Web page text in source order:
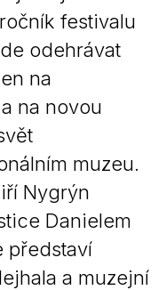
festivalu
odehrávat
na
na novou
muzeu.
Nygrýn
Danielem
představí
a muzejní